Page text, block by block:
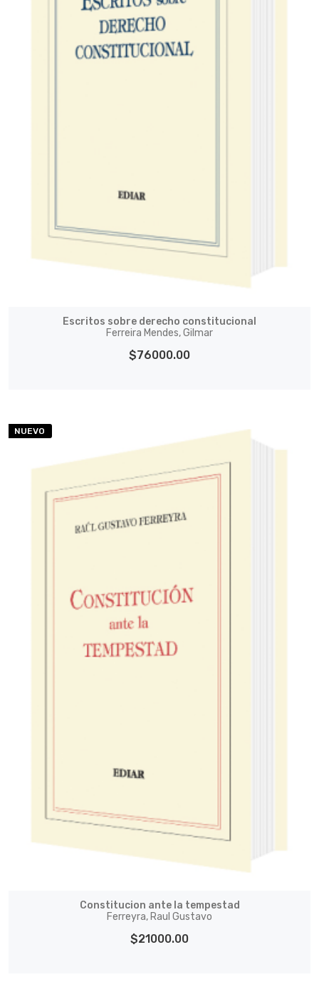
Escritos sobre derecho constitucional
Ferreira Mendes, Gilmar
$76000.00
NUEVO
Constitucion ante la tempestad
Ferreyra, Raul Gustavo
$21000.00